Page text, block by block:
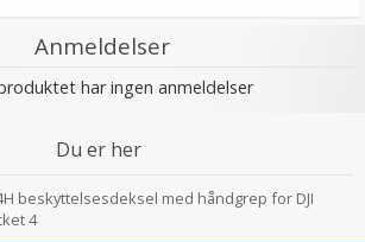
Anmeldelser
har ingen anmeldelser
Du er her
beskyttelsesdeksel med håndgrep for DJI
4